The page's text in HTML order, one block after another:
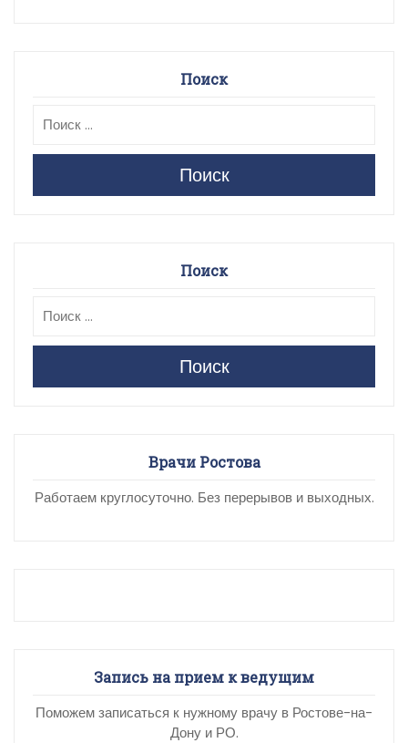
Поиск
Поиск
Поиск
Поиск
Врачи Ростова
Работаем круглосуточно. Без перерывов и выходных.
Запись на прием к ведущим
Поможем записаться к нужному врачу в Ростове-на-
Дону и РО.